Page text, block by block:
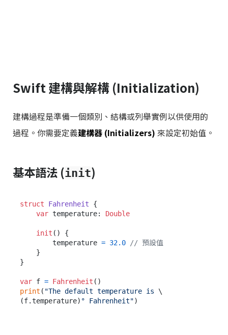
Swift 建構與解構 (Initialization)
建構過程是準備一個類別、結構或列舉實例以供使用的
過程。你需要定義建構器 (Initializers) 來設定初始值。
基本語法 (init)
struct Fahrenheit {
var temperature: Double
init () {
        temperature
= 32.0
// 預設值
}
var f = Fahrenheit
print ( "The default temperature is \
(f.temperature) ° Fahrenheit"